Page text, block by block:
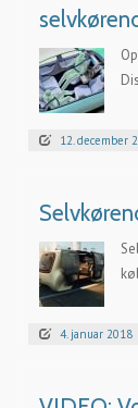
12. december
4. januar 2018